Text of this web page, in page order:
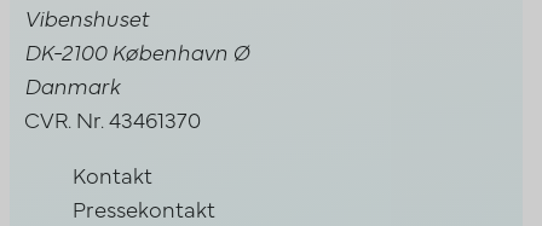
Vibenshuset
DK-2100 København Ø
Danmark
CVR. Nr. 43461370
Kontakt
Pressekontakt